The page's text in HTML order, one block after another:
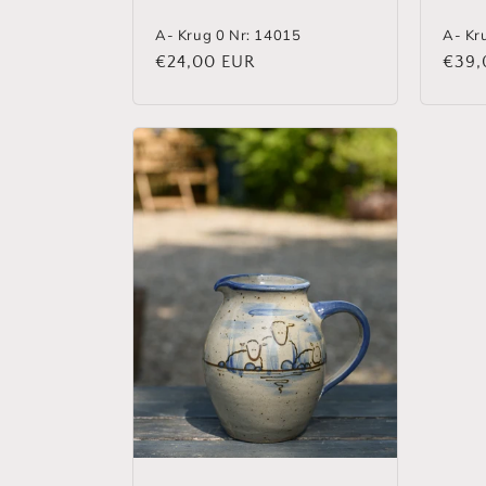
A- Krug 0 Nr: 14015
Normaler
€24,00 EUR
A-